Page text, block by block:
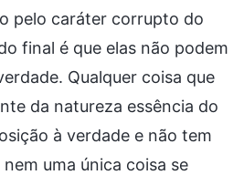
pelo caráter corrupto do
final é que elas não podem
Qualquer coisa que
da natureza essência do
à verdade e não tem
uma única coisa se